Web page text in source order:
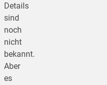
Details
sind
noch
nicht
bekannt.
Aber
es